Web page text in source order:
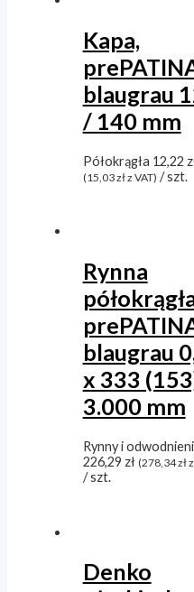
Kapa,
blaugrau
/ 140 mm
Półokrągła 12,22
(15,03złz VAT) / szt.
Rynna
blaugrau
x 333
3.000 mm
Rynny i
226,29 zł (278,34złz
/ szt.
Denko